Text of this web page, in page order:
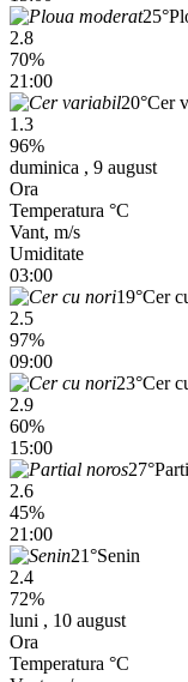
25°
2.8
70%
21:00
20°Cer
1.3
96%
duminica , 9 august
Ora
Temperatura °C
Vant, m/s
Umiditate
03:00
19°Cer
2.5
97%
09:00
23°Cer
2.9
60%
15:00
27°
2.6
45%
21:00
21°Senin
2.4
72%
luni , 10 august
Ora
Temperatura °C